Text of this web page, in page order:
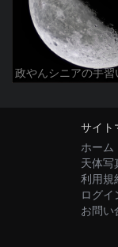
政やんシニアの手習
サイト
ホーム
天体写
利用規
ログ
お問い